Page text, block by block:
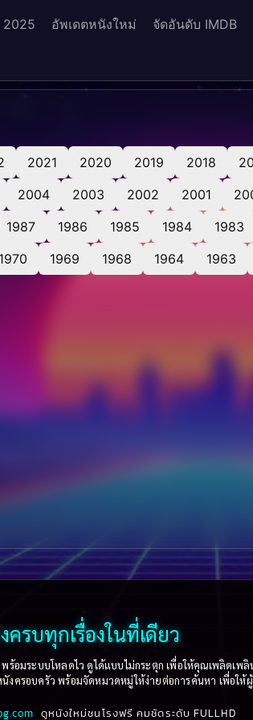
2025 อัพเดตหนังใหม่
จัดอันดับ IMDB
2021 2020 2019 2018
2004 2003 2002 2001
1987 1986 1985 1984 1983
1970 1969 1968 1964 1963
ครบทุกเรื่องในที่เดียว
มระบบโหลดไว ดูได้แบบไม่กระตุก เพื่อให้คุณเพลิดเพลิ
ครอบครัว พร้อมจัดหมวดหมู่ให้ง่ายต่อการค้นหา เพื่อให้
ดูหนังใหม่ชนโรงฟรี คมชัดระดับ FULLHD